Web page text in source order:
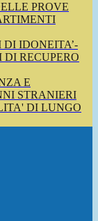
PROVE
IDONEITA’-
RECUPERO
E
STRANIERI
DI LUNGO